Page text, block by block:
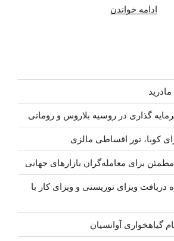
ادامه خواندن
–
گذاری در روسیه بلاروس و رومانی
کوبا، تور اقساطی مالزی
مطمئن برای معامله‌گران بازارهای جهانی
ویزای توریستی و ویزای کار با
گیاهخواری آوانسیان